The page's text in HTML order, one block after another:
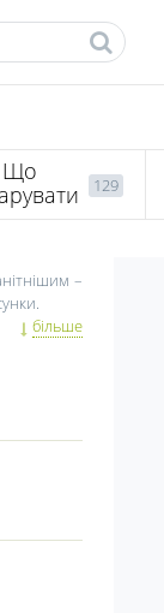
Що
129
–
способів
яким
і
просто
що
більше